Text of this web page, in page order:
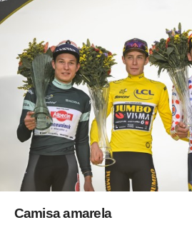
Camisa amarela